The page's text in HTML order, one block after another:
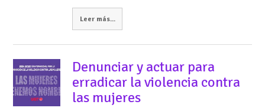
Leer más...
Denunciar y actuar para
erradicar la violencia contra
las mujeres